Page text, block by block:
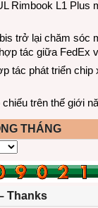
Rimbook L1 Plus
trở lại chăm sóc
tác giữa FedEx
tác phát triển
trên thế giới
THÁNG
Thanks